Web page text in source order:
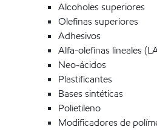
Alcoholes superiores
Olefinas superiores
Adhesivos
Alfa-olefinas lineales
Neo-ácidos
Plastificantes
Bases sintéticas
Polietileno
Modificadores de